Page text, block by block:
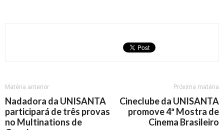
Matéria anterior
Nadadora da UNISANTA
participará de três provas
no Multinations de
Próxima matéria
Cineclube da UNISANTA
promove 4ª Mostra de
Cinema Brasileiro